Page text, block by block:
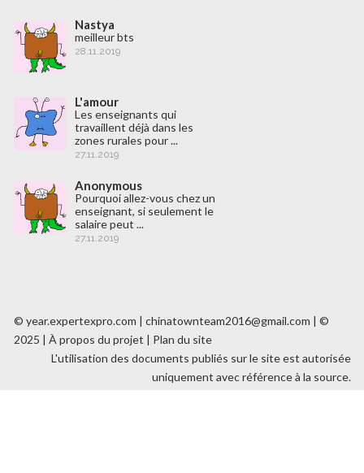
Nastya
meilleur bts
28.11.2019
L'amour
Les enseignants qui
travaillent déjà dans les
zones rurales pour ...
27.11.2019
Anonymous
Pourquoi allez-vous chez un
enseignant, si seulement le
salaire peut ...
27.11.2019
© year.expertexpro.com | chinatownteam2016@gmail.com | ©
2025 |À propos du projet | Plan du site
L'utilisation des documents publiés sur le site est autorisée
uniquement avec référence à la source.